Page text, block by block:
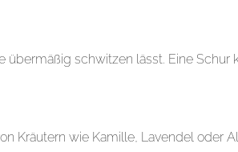
schwitzen lässt. Eine Schur
Kräutern wie Kamille, Lavendel oder